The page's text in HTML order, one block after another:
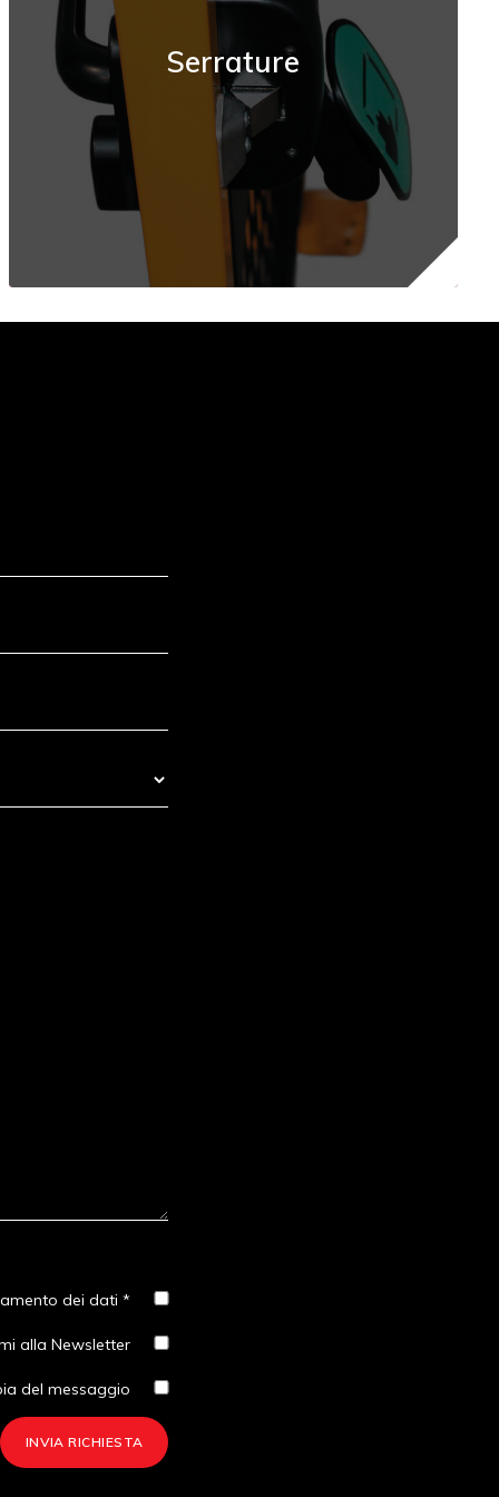
Serrature
dei dati *
alla Newsletter
del messaggio